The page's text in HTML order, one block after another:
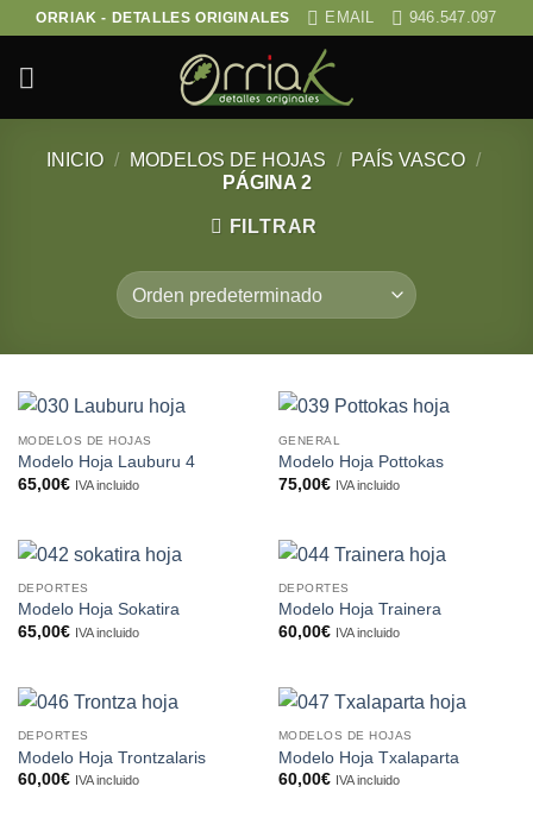
Saltar
contenido
ORRIAK - DETALLES ORIGINALES EMAIL 946.547.097
INICIO / MODELOS DE HOJAS / PAÍS VASCO /
PÁGINA 2
FILTRAR
MODELOS DE HOJAS
Modelo Hoja Lauburu 4
65,00€ IVA incluido
GENERAL
Modelo Hoja Pottokas
75,00€ IVA incluido
DEPORTES
Modelo Hoja Sokatira
65,00€ IVA incluido
DEPORTES
Modelo Hoja Trainera
60,00€ IVA incluido
DEPORTES
Modelo Hoja Trontzalaris
60,00€ IVA incluido
MODELOS DE HOJAS
Modelo Hoja Txalaparta
60,00€ IVA incluido